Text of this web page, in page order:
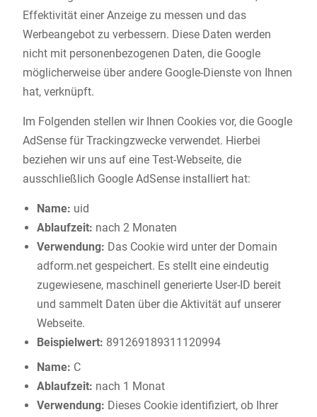
Effektivität einer Anzeige zu messen und das
Werbeangebot zu verbessern. Diese Daten werden
nicht mit personenbezogenen Daten, die Google
möglicherweise über andere Google-Dienste von Ihnen
hat, verknüpft.
Im Folgenden stellen wir Ihnen Cookies vor, die Google
AdSense für Trackingzwecke verwendet. Hierbei
beziehen wir uns auf eine Test-Webseite, die
ausschließlich Google AdSense installiert hat:
Name: uid
Ablaufzeit: nach 2 Monaten
Verwendung: Das Cookie wird unter der Domain
adform.net gespeichert. Es stellt eine eindeutig
zugewiesene, maschinell generierte User-ID bereit
und sammelt Daten über die Aktivität auf unserer
Webseite.
Beispielwert: 891269189311120994
Name: C
Ablaufzeit: nach 1 Monat
Verwendung: Dieses Cookie identifiziert, ob Ihrer